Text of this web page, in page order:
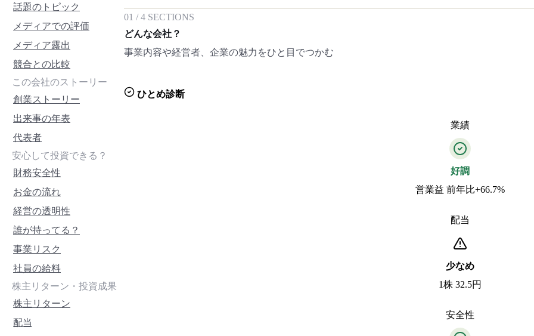
話題のトピック
メディアでの評価
メディア露出
競合との比較
この会社のストーリー
創業ストーリー
出来事の年表
代表者
安心して投資できる？
財務安全性
お金の流れ
経営の透明性
誰が持ってる？
事業リスク
社員の給料
株主リターン・投資成果
株主リターン
配当
01 /4 SECTIONS
どんな会社？
事業内容や経営者、企業の魅力をひと目でつかむ
ひとめ診断
業績
好調
営業益 前年比+66.7%
配当
少なめ
1株 32.5円
安全性